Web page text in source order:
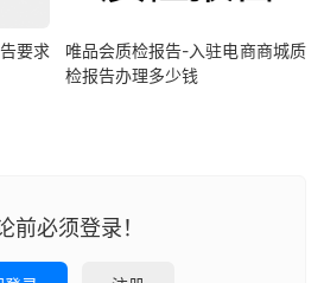
要求
唯品会质检报告-入驻电商商城质
检报告办理多少钱
前必须登录！